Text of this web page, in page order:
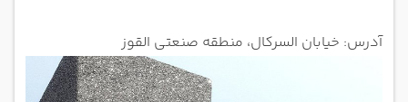
آدرس: خیابان السرکال، منطقه صنعتی القوز